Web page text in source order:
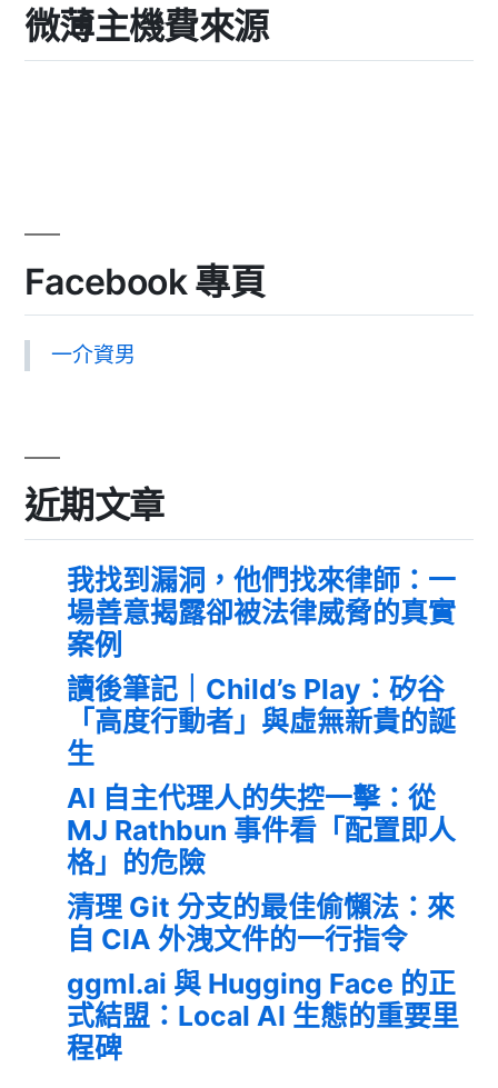
微薄主機費來源
Facebook 專頁
一介資男
近期文章
我找到漏洞，他們找來律師：一
場善意揭露卻被法律威脅的真實
案例
讀後筆記｜Child’s Play：矽谷
「高度行動者」與虛無新貴的誕
生
AI 自主代理人的失控一擊：從
MJ Rathbun 事件看「配置即人
格」的危險
清理 Git 分支的最佳偷懶法：來
自 CIA 外洩文件的一行指令
ggml.ai 與 Hugging Face 的正
式結盟：Local AI 生態的重要里
程碑